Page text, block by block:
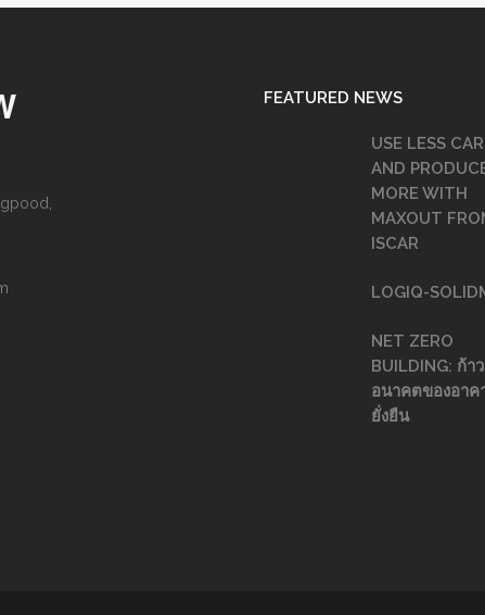
FEATURED NEWS
USE LESS
AND
MORE WITH
MAXOUT
ISCAR
LOGIQ-
NET ZERO
BUILDING: ก้า
อนาคตของอาค
ยั่งยืน